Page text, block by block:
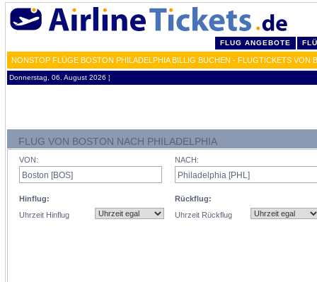
FLUG ANGEBOTE
NONSTOP FLÜGE BOSTON PHILADELPHIA BILLIG BUCHEN - FLUGTICKETS VON
Donnerstag, 06. August 2026 ¦
FLUG VON BOSTON NACH PHILADELPHIA
VON:
Hinflug:
Uhrzeit Hinflug
NACH:
Rückflug:
Uhrzeit Rückflug